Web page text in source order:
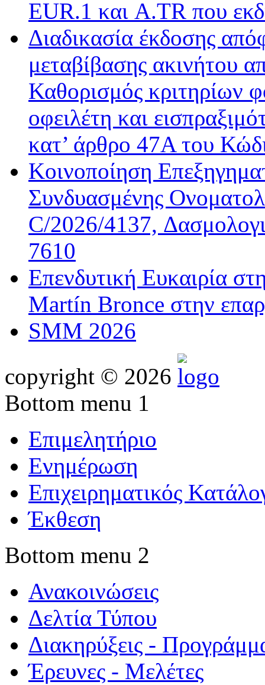
EUR.1 και A.TR που
Διαδικασία έκδοσης
μεταβίβασης ακινήτου
Καθορισμός κριτηρίων
οφειλέτη και
κατ’ άρθρο 47Α του
Κοινοποίηση
Συνδυασμένης
C/2026/4137,
7610
Επενδυτική Ευκαιρία
Martín Bronce στην
SMM 2026
copyright © 2026
Bottom menu 1
Επιμελητήριο
Ενημέρωση
Επιχειρηματικός
Έκθεση
Bottom menu 2
Ανακοινώσεις
Δελτία Τύπου
Διακηρύξεις -
Έρευνες - Μελέτες